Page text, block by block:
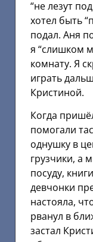
“не лезут
хотел быть
подал. Аня
я “слишком
комнату. Я
играть
Кристиной.
Когда
помогали
однушку в
грузчики, а
посуду,
девчонки
настояла,
рванул в
застал